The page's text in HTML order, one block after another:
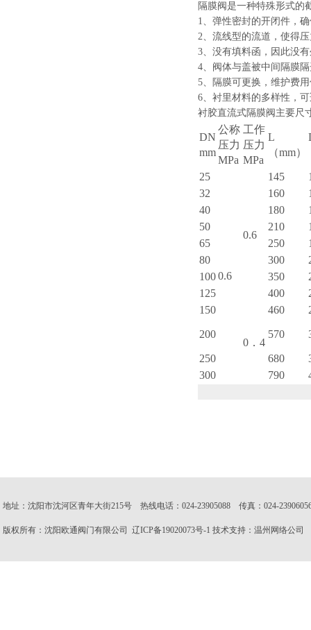
隔膜阀是一种特殊形式的
1、弹性密封的开闭件，
2、流线型的流道，使得
3、没有填料函，因此没
4、阀体与盖被中间隔膜
5、隔膜可更换，维护费
6、衬里材料的多样性，
衬胶直流式隔膜阀主要尺
DN
mm
公称
压力
MPa
工作
压力
MPa
L
（mm）
25
0.6
0.6
145
32
160
40
180
50
210
65
250
80
300
100
350
125
400
150
0．4
460
200 570
250 680
300
790
地址：沈阳市沈河区青年大街215号 热线电话：024-23905088 传真：024-
版权所有：沈阳欧通阀门有限公司 辽ICP备19020073号-1 技术支持： 温州网络公司